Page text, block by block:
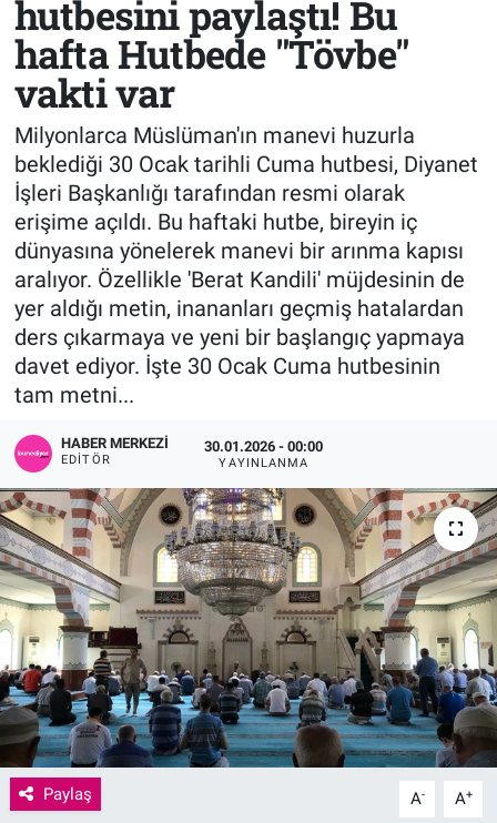
hutbesini paylaştı! Bu
hafta Hutbede "Tövbe"
vakti var
Milyonlarca Müslüman'ın manevi huzurla
beklediği 30 Ocak tarihli Cuma hutbesi, Diyanet
İşleri Başkanlığı tarafından resmi olarak
erişime açıldı. Bu haftaki hutbe, bireyin iç
dünyasına yönelerek manevi bir arınma kapısı
aralıyor. Özellikle 'Berat Kandili' müjdesinin de
yer aldığı metin, inananları geçmiş hatalardan
ders çıkarmaya ve yeni bir başlangıç yapmaya
davet ediyor. İşte 30 Ocak Cuma hutbesinin
tam metni...
HABER MERKEZI
EDITÖR
30.01.2026 - 00:00
YAYINLANMA
Paylaş A- A+
Sağlık
Spor
Teknoloji
Tv Medya
KÜLTÜR SANAT